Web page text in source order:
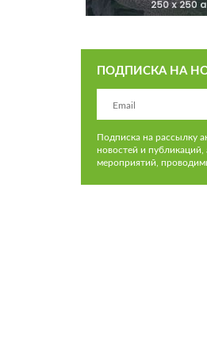
ПОДПИСКА НА
Подписка на рассылку
новостей и публикаций,
мероприятий,